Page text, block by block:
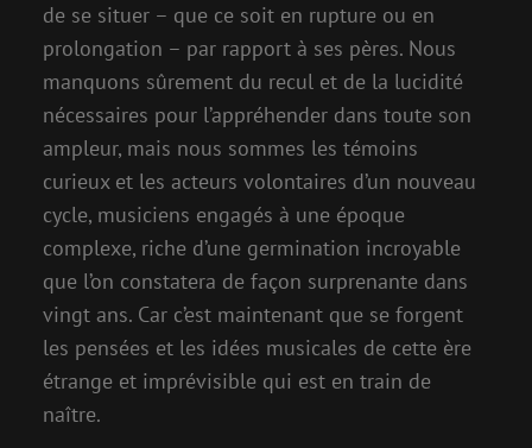
de se situer – que ce soit en rupture ou en
prolongation – par rapport à ses pères. Nous
manquons sûrement du recul et de la lucidité
nécessaires pour l’appréhender dans toute son
ampleur, mais nous sommes les témoins
curieux et les acteurs volontaires d’un nouveau
cycle, musiciens engagés à une époque
complexe, riche d’une germination incroyable
que l’on constatera de façon surprenante dans
vingt ans. Car c’est maintenant que se forgent
les pensées et les idées musicales de cette ère
étrange et imprévisible qui est en train de
naître.